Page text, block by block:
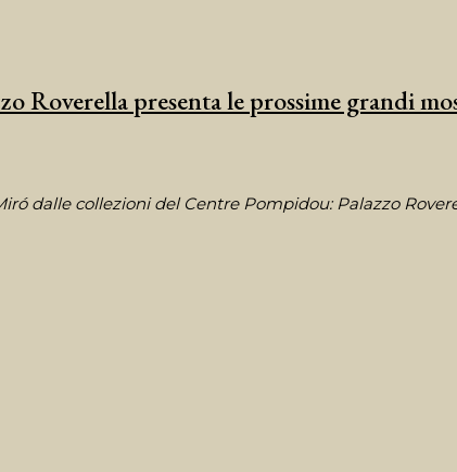
Roverella presenta le prossime grandi
dalle collezioni del Centre Pompidou: Palazzo